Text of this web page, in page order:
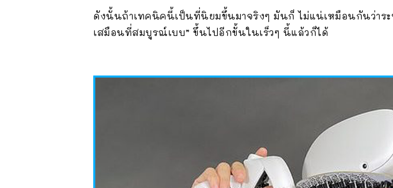
ดังนั้นถ้าเทคนิคนี้เป็นที่นิยมขึ้นมาจริงๆ มันก็ ไม่แน่เหมือนกันว่าระ
เสมือนที่สมบูรณ์เบบ” ขึ้นไปอีกขั้นในเร็วๆ นี้แล้วก็ได้